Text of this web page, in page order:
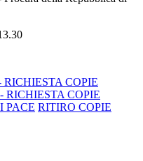
COPIE
RICHIESTA COPIE
PACE RITIRO COPIE